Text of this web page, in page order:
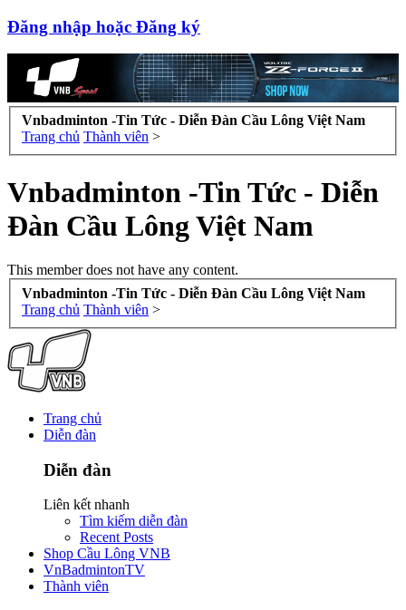
Đăng nhập hoặc Đăng ký
Vnbadminton -Tin Tức - Diễn Đàn Cầu Lông Việt Nam
Trang chủ Thành viên >
Vnbadminton -Tin Tức - Diễn
Đàn Cầu Lông Việt Nam
This member does not have any content.
Vnbadminton -Tin Tức - Diễn Đàn Cầu Lông Việt Nam
Trang chủ Thành viên >
Trang chủ
Diễn đàn
Diễn đàn
Liên kết nhanh
Tìm kiếm diễn đàn
Recent Posts
Shop Cầu Lông VNB
VnBadmintonTV
Thành viên